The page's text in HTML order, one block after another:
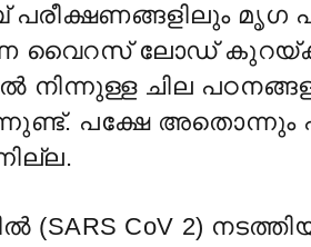
പരീക്ഷണങ്ങളിലുംമൃഗ
വൈറസ് ലോഡ്
നിന്നുള്ള ചില
പക്ഷേ അതൊന്നും
(SARS CoV 2)